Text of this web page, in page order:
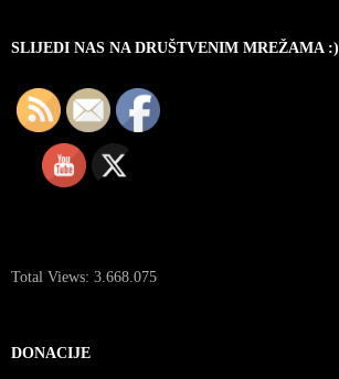
SLIJEDI NAS NA DRUŠTVENIM MREŽAMA :)
Total Views: 3.668.075
DONACIJE